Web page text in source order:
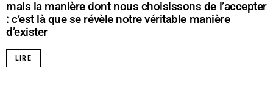
mais la manière dont nous choisissons de l’accepter
: c’est là que se révèle notre véritable manière
d’exister
LIRE